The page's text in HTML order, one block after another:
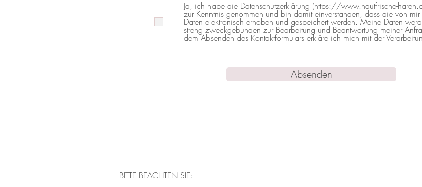
Ja, ich habe die Datenschutzerklärung (https://www.hautfrische-
zur Kenntnis genommen und bin damit einverstanden, dass die von
Daten elektronisch erhoben und gespeichert werden. Meine Daten
streng zweckgebunden zur Bearbeitung und Beantwortung meiner
dem Absenden des Kontaktformulars erkläre ich mich mit der
Absenden
BITTE BEACHTEN SIE: